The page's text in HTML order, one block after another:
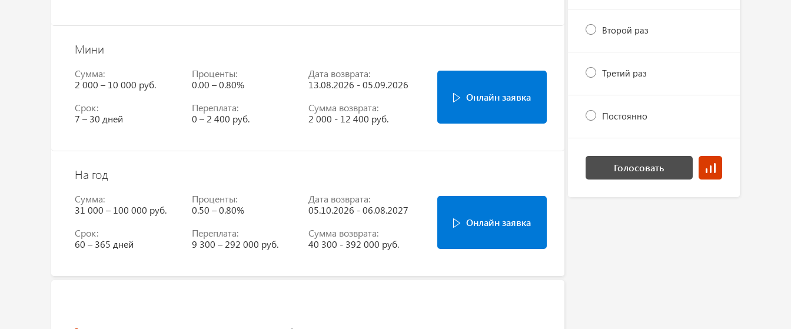
Мини
Сумма:
2 000 – 10 000 руб.
Проценты:
0.00 – 0.80%
Дата возврата:
13.08.2026 - 05.09.2026
Срок:
7 – 30 дней
Переплата:
0 – 2 400 руб.
Сумма возврата:
2 000 - 12 400 руб.
Онлайн заявка
На год
Сумма:
31 000 – 100 000 руб.
Проценты:
0.50 – 0.80%
Дата возврата:
05.10.2026 - 06.08.2027
Срок:
60 – 365 дней
Переплата:
9 300 – 292 000 руб.
Сумма возврата:
40 300 - 392 000 руб.
Онлайн заявка
Второй раз
Третий раз
Постоянно
Голосовать